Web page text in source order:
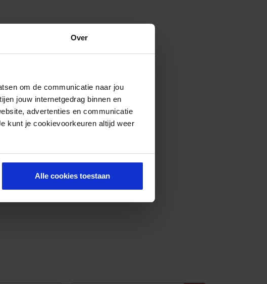
Over
om de communicatie naar jou
jouw internetgedrag binnen en
advertenties en communicatie
kunt je cookievoorkeuren altijd weer
Alle cookies toestaan